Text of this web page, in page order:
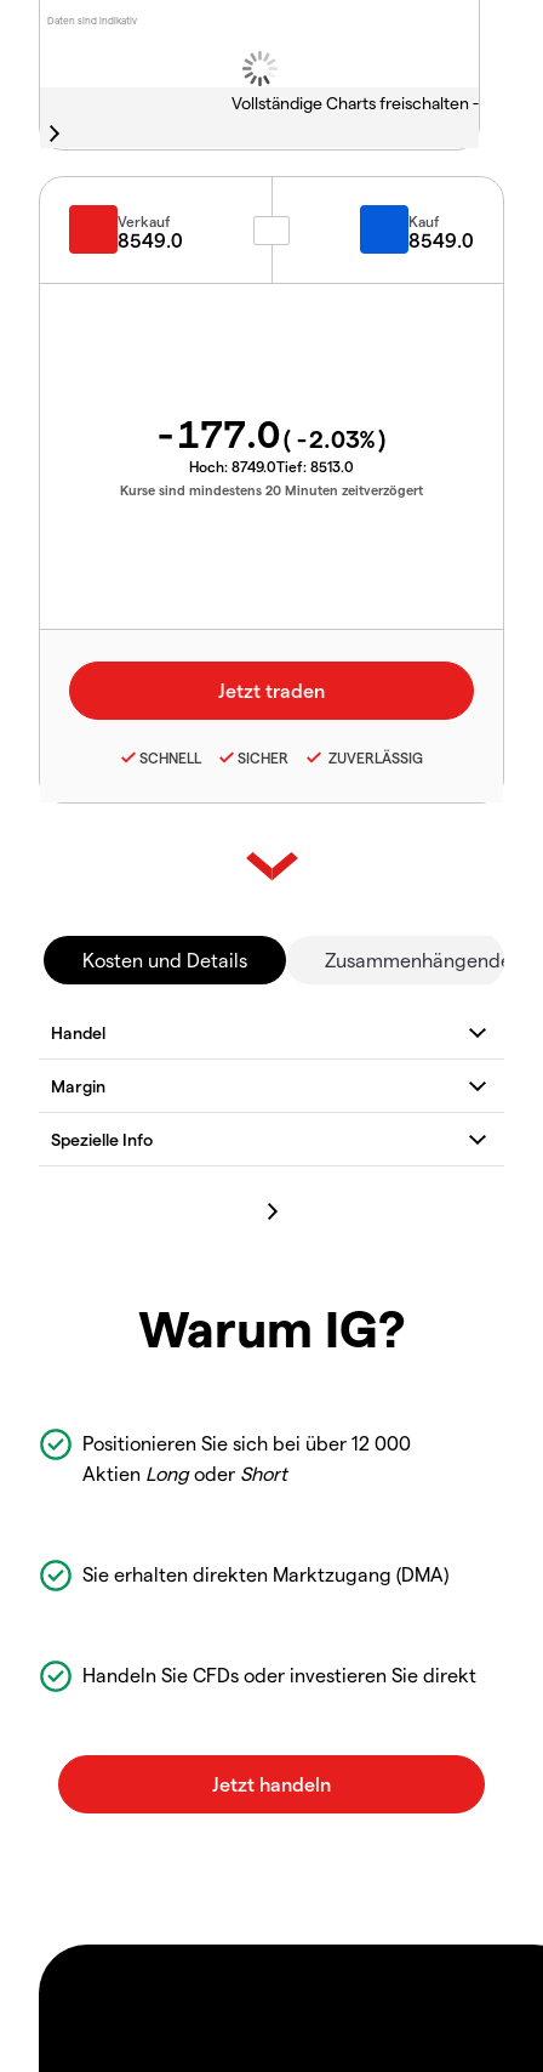
Daten sind indikativ
Vollständige Charts freischalten -
Verkauf
8549.0
Kauf
8549.0
-177.0( -2.03%)
Hoch: 8749.0Tief: 8513.0
Kurse sind mindestens 20 Minuten zeitverzögert
SCHNELL SICHER ZUVERLÄSSIG
Kosten und Details Zusammenhängende
Warum IG?
Positionieren Sie sich bei über 12 000
Aktien Longoder Short
Sie erhalten direkten Marktzugang (DMA)
Handeln Sie CFDs oder investieren Sie direkt